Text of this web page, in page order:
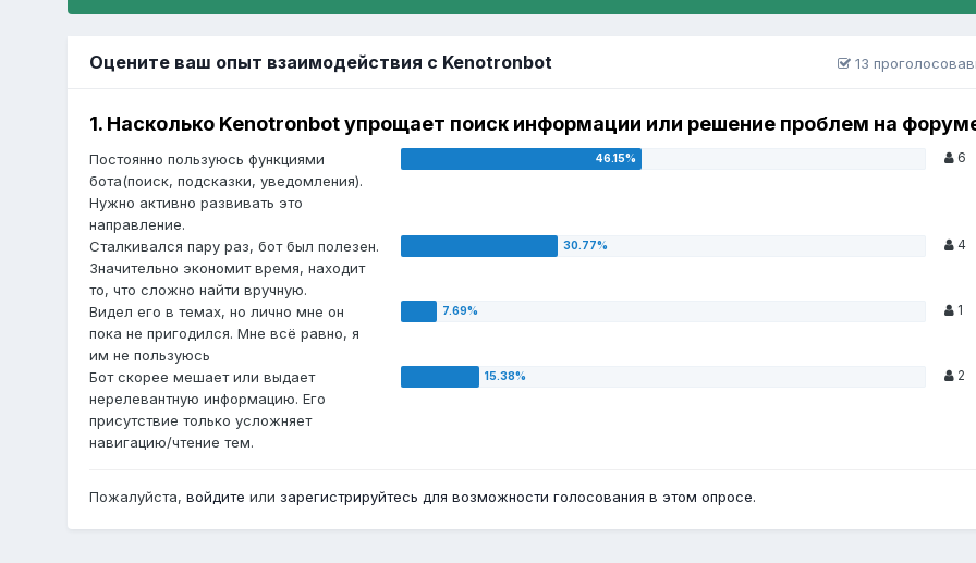
Оцените ваш опыт взаимодействия с Kenotronbot 13
1. Насколько Kenotronbot упрощает поиск информации или решение проблем на
Постоянно пользуюсь функциями
бота(поиск, подсказки, уведомления).
Нужно активно развивать это
направление.
6
Сталкивался пару раз, бот был полезен.
Значительно экономит время, находит
то, что сложно найти вручную.
4
Видел его в темах, но лично мне он
пока не пригодился. Мне всё равно, я
им не пользуюсь
1
Бот скорее мешает или выдает
нерелевантную информацию. Его
присутствие только усложняет
навигацию/чтение тем.
2
Пожалуйста,войдите или зарегистрируйтесь для возможности голосования в этом опросе.